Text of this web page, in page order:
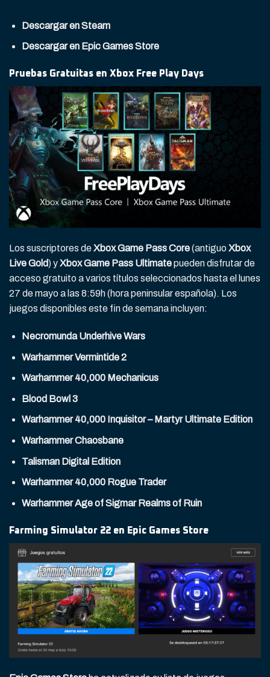
Descargar en Steam
Descargar en Epic Games Store
Pruebas Gratuitas en Xbox Free Play Days
Los suscriptores deXbox Game Pass Core(antiguoXbox
Live Gold) yXbox Game Pass Ultimatepueden disfrutar de
acceso gratuito a varios títulos seleccionados hasta el lunes
27 de mayo a las 8:59h (hora peninsular española). Los
juegos disponibles este fin de semana incluyen:
Necromunda Underhive Wars
Warhammer Vermintide 2
Warhammer 40,000 Mechanicus
Blood Bowl 3
Warhammer 40,000 Inquisitor – Martyr Ultimate Edition
Warhammer Chaosbane
Talisman Digital Edition
Warhammer 40,000 Rogue Trader
Warhammer Age of Sigmar Realms of Ruin
Farming Simulator 22 en Epic Games Store